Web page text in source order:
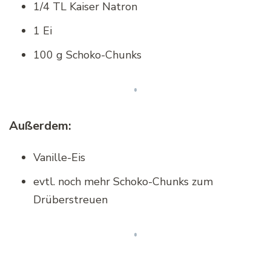
1/4 TL Kaiser Natron
1 Ei
100 g Schoko-Chunks
Außerdem:
Vanille-Eis
evtl. noch mehr Schoko-Chunks zum
Drüberstreuen